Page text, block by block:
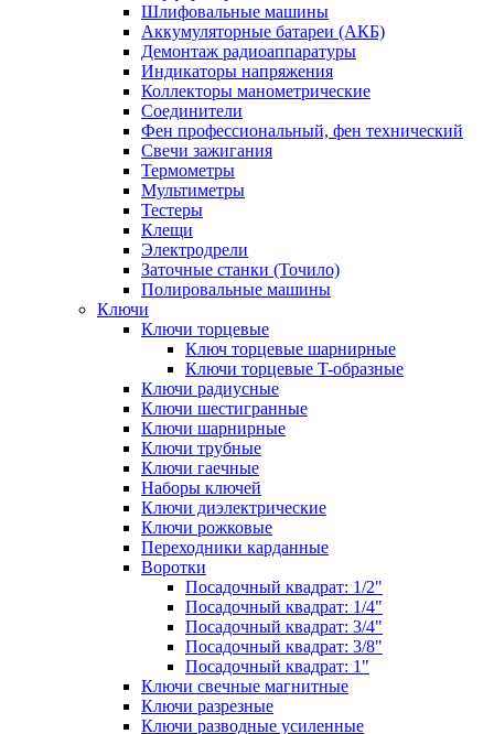
Шлифовальные машины
Аккумуляторные батареи (АКБ)
Демонтаж радиоаппаратуры
Индикаторы напряжения
Коллекторы манометрические
Соединители
Фен профессиональный, фен технический
Свечи зажигания
Термометры
Мультиметры
Тестеры
Клещи
Электродрели
Заточные станки (Точило)
Полировальные машины
Ключи
Ключи торцевые
Ключ торцевые шарнирные
Ключи торцевые T-образные
Ключи радиусные
Ключи шестигранные
Ключи шарнирные
Ключи трубные
Ключи гаечные
Наборы ключей
Ключи диэлектрические
Ключи рожковые
Переходники карданные
Воротки
Посадочный квадрат: 1/2"
Посадочный квадрат: 1/4"
Посадочный квадрат: 3/4"
Посадочный квадрат: 3/8"
Посадочный квадрат: 1"
Ключи свечные магнитные
Ключи разрезные
Ключи разводные усиленные